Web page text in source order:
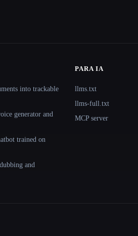
into trackable
generator and
trained on
and
PARA IA
llms.txt
llms-full.txt
MCP server